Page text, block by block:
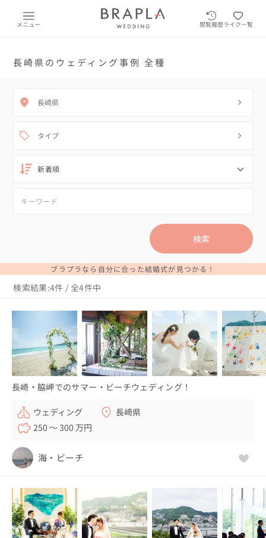
メニュー 閲覧履歴ライク一覧
長崎県のウェディング事例 全種
長崎県
タイプ
検索
ブラプラなら自分に合った結婚式が見つかる！
検索結果:4件 / 全4件中
長崎・脇岬でのサマー・ビーチウェディング！
ウェディング
長崎県
250 〜 300 万円
海・ビーチ